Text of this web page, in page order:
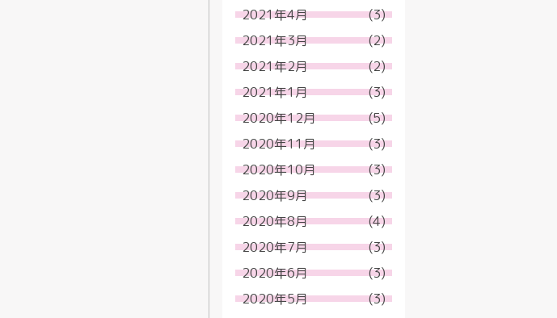
2021年4月
(3)
2021年3月
(2)
2021年2月
(2)
2021年1月
(3)
2020年12月
(5)
2020年11月
(3)
2020年10月
(3)
2020年9月
(3)
2020年8月
(4)
2020年7月
(3)
2020年6月
(3)
2020年5月
(3)